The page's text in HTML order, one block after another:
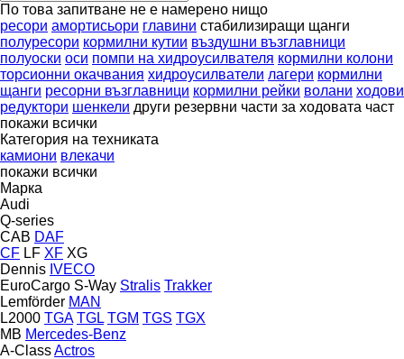
По това запитване не е намерено нищо
ресори амортисьори главини стабилизиращи щанги
полуресори кормилни кутии въздушни възглавници
полуоски оси помпи на хидроусилвателя кормилни колони
торсионни окачвания хидроусилватели лагери кормилни
щанги ресорни възглавници кормилни рейки волани ходови
редуктори шенкели други резервни части за ходовата част
покажи всички
Категория на техниката
камиони влекачи
покажи всички
Марка
Audi
Q-series
CAB DAF
CF LF XF XG
Dennis IVECO
EuroCargo S-Way Stralis Trakker
Lemförder MAN
L2000 TGA TGL TGM TGS TGX
MB Mercedes-Benz
A-ClassActros